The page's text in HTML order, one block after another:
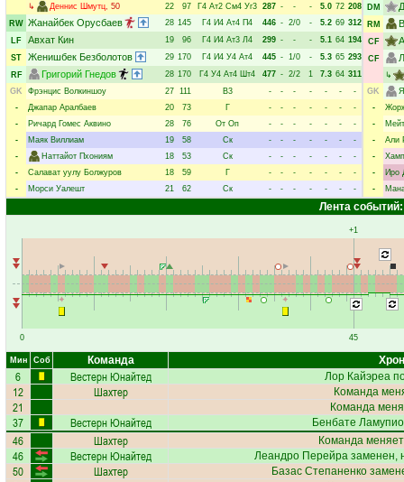
↳
Деннис Шмутц, 50 22 97 Г4 Ат2 См4 Уг3 287 - - - 5.0 72 208
RW Жанайбек Орусбаев 28 145 Г4 И4 Ат4 П4 446 - 2/0 - 5.2 69 312
LF
Авхат Кин 19 96 Г4 И4 Ат3 Л4 299 - - - 5.1 64 194
ST
Женишбек Безболотов 29 170 Г4 И4 У4 Ат4 445 - 1/0 - 5.3 65 293
RF
Григорий Гнедов 28 170 Г4 У4 Ат4 Шт4 477 - 2/2 1 7.3 64 311
GK
Фрэнцис Волкиншоу 27 111 В3 - - - - - -
-
-
Джапар Аралбаев 20 73 Г - - - - - -
-
-
Ричард Гомес Аквино 28 76 От Оп - - - - - -
-
-
Маяк Виллиам 19 58 Ск - - - - - -
-
-
Наттайот Пхониям 18 53 Ск - - - - - -
-
-
Салават уулу Болжуров 18 59 Г - - - - - -
-
-
Морси Уалешт 21 62 Ск - - - - - - -
DM
RM
CF
CF
↳
GK
-
-
-
Али
-
-
Иро
-
Лента событий:
0
+1
45
Мин Соб Команда
6 Вестерн Юнайтед Лор Кайэреа
12 Шахтер Команда
21 Команда
37 Вестерн Юнайтед Бенбате Ламупио
46 Шахтер Команда
46 Вестерн Юнайтед Леандро Перейра заменен,
50 Шахтер Базас Степаненко